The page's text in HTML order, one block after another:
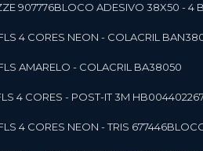
907776 BLOCO ADESIVO 38X50 -
4 CORES NEON - COLACRIL
AMARELO - COLACRIL BA38050
4 CORES - POST-IT 3M
4 CORES NEON - TRIS 677446